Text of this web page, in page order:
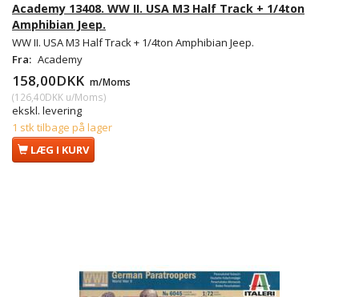
Academy 13408. WW II. USA M3 Half Track + 1/4ton
Amphibian Jeep.
WW II. USA M3 Half Track + 1/4ton Amphibian Jeep.
Fra: Academy
158,00DKK m/Moms
(126,40DKK u/Moms)
ekskl. levering
1 stk tilbage på lager
LÆG I KURV